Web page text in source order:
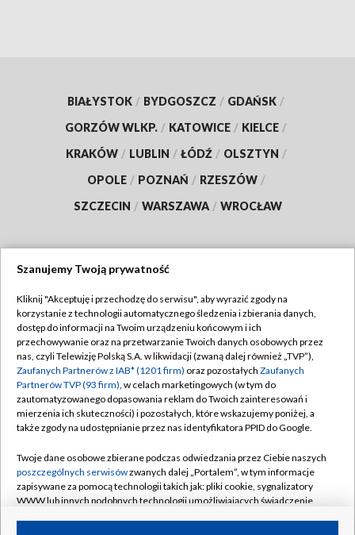
BIAŁYSTOK / BYDGOSZCZ / GDAŃSK /
GORZÓW WLKP. / KATOWICE / KIELCE /
KRAKÓW / LUBLIN / ŁÓDŹ / OLSZTYN /
OPOLE / POZNAŃ / RZESZÓW /
SZCZECIN / WARSZAWA / WROCŁAW
TVP
Abonament TVP
Emisja w TVP
Centrum informacji TVP
Naziemna Telewizja Cyfrowa
Rada Programowa
System NOS
Informacje o nadawcy
Regulamin TVP
Polityka prywatności
Moje zgody
Pomoc
Kontakt
Kanały
Szanujemy Twoją prywatność
Kliknij "Akceptuję i przechodzę do serwisu", aby wyrazić zgody na
korzystanie z technologii automatycznego śledzenia i zbierania danych,
dostęp do informacji na Twoim urządzeniu końcowym i ich
przechowywanie oraz na przetwarzanie Twoich danych osobowych przez
nas, czyli Telewizję Polską S.A. w likwidacji (zwaną dalej również „TVP”),
Zaufanych Partnerów z IAB* (1201 firm) oraz pozostałych Zaufanych
Partnerów TVP (93 firm), w celach marketingowych (w tym do
zautomatyzowanego dopasowania reklam do Twoich zainteresowań i
mierzenia ich skuteczności) i pozostałych, które wskazujemy poniżej, a
także zgody na udostępnianie przez nas identyfikatora PPID do Google.
Twoje dane osobowe zbierane podczas odwiedzania przez Ciebie naszych
poszczególnych serwisówzwanych dalej „Portalem”, w tym informacje
zapisywane za pomocą technologii takich jak: pliki cookie, sygnalizatory
WWW lub innych podobnych technologii umożliwiających świadczenie